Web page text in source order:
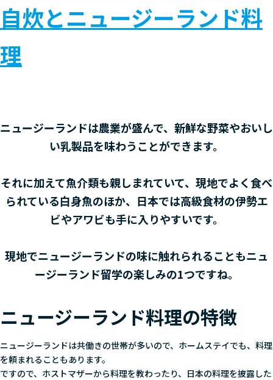
自炊とニュージーランド料
理
ニュージーランドは農業が盛んで、新鮮な野菜やおいし
い乳製品を味わうことができます。
それに加えて魚介類も親しまれていて、現地でよく食べ
られている白身魚のほか、日本では高級食材の伊勢エ
ビやアワビも手に入りやすいです。
現地でニュージーランドの味に触れられることもニュ
ージーランド留学の楽しみの1つですね。
ニュージーランド料理の特徴
ニュージーランドは共働きの世帯が多いので、ホームステイでも、料理
を頼まれることもあります。
ですので、ホストマザーから料理を教わったり、日本の料理を披露した